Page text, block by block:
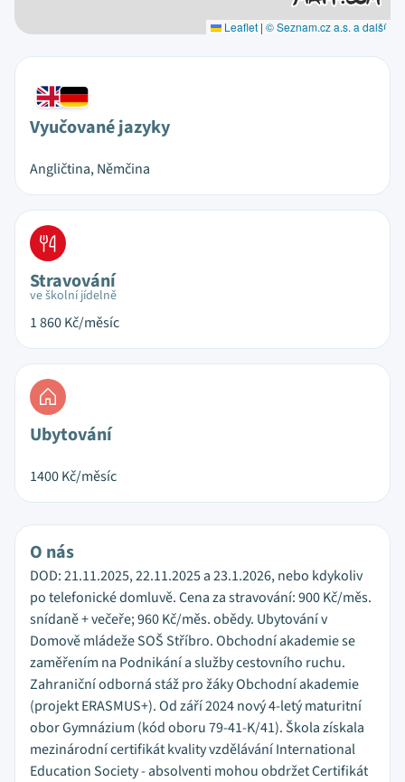
Leaflet | © Seznam.cz a.s. a další
Vyučované jazyky
Angličtina, Němčina
Stravování
ve školní jídelně
1 860Kč/měsíc
Ubytování
1400Kč/měsíc
O nás
DOD: 21.11.2025, 22.11.2025 a 23.1.2026, nebo kdykoliv
po telefonické domluvě. Cena za stravování: 900 Kč/měs.
snídaně + večeře; 960 Kč/měs. obědy. Ubytování v
Domově mládeže SOŠ Stříbro. Obchodní akademie se
zaměřením na Podnikání a služby cestovního ruchu.
Zahraniční odborná stáž pro žáky Obchodní akademie
(projekt ERASMUS+). Od září 2024 nový 4-letý maturitní
obor Gymnázium (kód oboru 79-41-K/41). Škola získala
mezinárodní certifikát kvality vzdělávání International
Education Society - absolventi mohou obdržet Certifikát